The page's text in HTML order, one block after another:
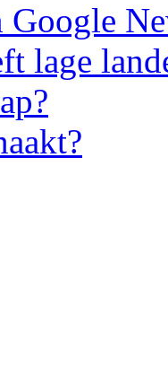
Google
lage